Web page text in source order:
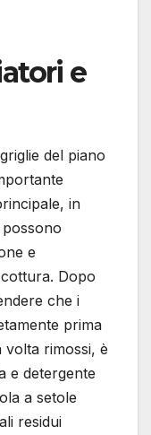
e
del piano
in
e
Dopo
che i
prima
rimossi, è
e detergente
a setole
residui